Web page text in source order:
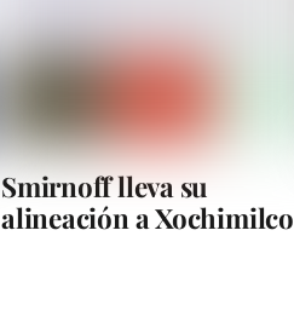
Smirnoff lleva su
alineación a Xochimilco